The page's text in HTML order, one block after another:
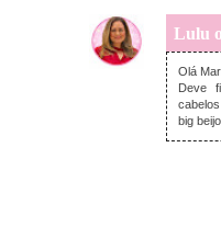
Lulu
Olá
Deve
cabelos
big